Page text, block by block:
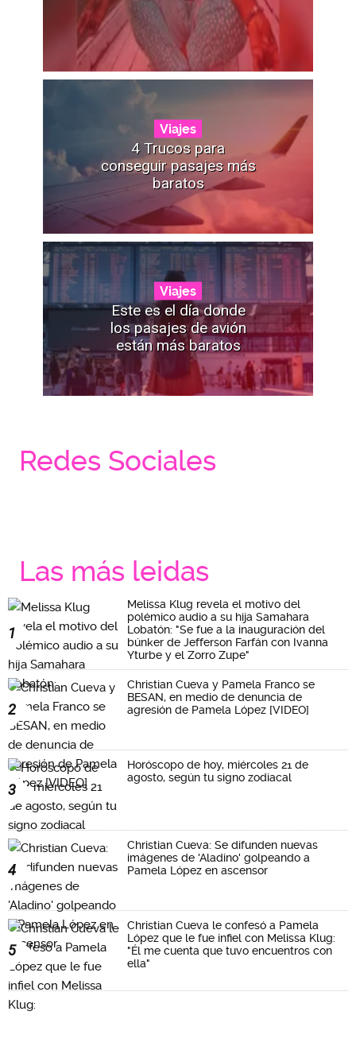
Viajes
4 Trucos para
conseguir pasajes más
baratos
Viajes
Este es el día donde
los pasajes de avión
están más baratos
Redes Sociales
Las más leidas
1
Melissa Klug revela el motivo del
polémico audio a su hija Samahara
Lobatón: "Se fue a la inauguración del
búnker de Jefferson Farfán con Ivanna
Yturbe y el Zorro Zupe"
2
Christian Cueva y Pamela Franco se
BESAN, en medio de denuncia de
agresión de Pamela López [VIDEO]
3
Horóscopo de hoy, miércoles 21 de
agosto, según tu signo zodiacal
4
Christian Cueva: Se difunden nuevas
imágenes de 'Aladino' golpeando a
Pamela López en ascensor
5
Christian Cueva le confesó a Pamela
López que le fue infiel con Melissa Klug:
"Él me cuenta que tuvo encuentros con
ella"